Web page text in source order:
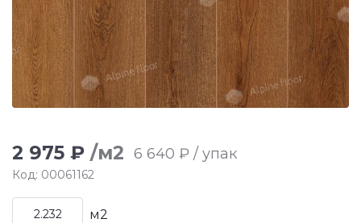
2 975 ₽ /м2 6 640 ₽ / упак
Код: 00061162
м2